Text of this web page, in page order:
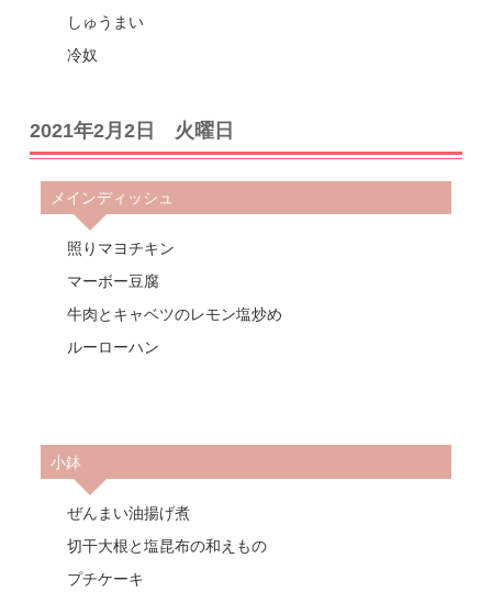
しゅうまい
冷奴
2021年2月2日 火曜日
メインディッシュ
照りマヨチキン
マーボー豆腐
牛肉とキャベツのレモン塩炒め
ルーローハン
小鉢
ぜんまい油揚げ煮
切干大根と塩昆布の和えもの
プチケーキ